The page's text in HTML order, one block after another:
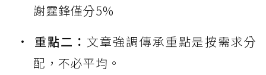
謝霆鋒僅分5%
重點二： 文章強調傳承重點是按需求分
配，不必平均。